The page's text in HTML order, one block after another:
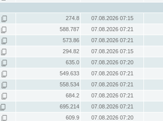
274.8
07.08.2026 07:15
588.787
07.08.2026 07:21
573.86
07.08.2026 07:21
294.82
07.08.2026 07:15
635.0
07.08.2026 07:20
549.633
07.08.2026 07:21
558.534
07.08.2026 07:21
684.2
07.08.2026 07:21
695.214
07.08.2026 07:21
609.9
07.08.2026 07:20